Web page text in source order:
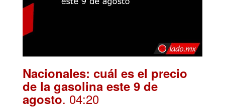
Nacionales: cuál es el precio
de la gasolina este 9 de
agosto. 04:20